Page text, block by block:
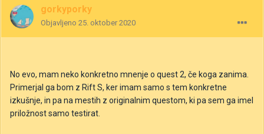
gorkyporky
Objavljeno 25. oktober 2020
No evo, mam neko konkretno mnenje o quest 2, če koga zanima.
Primerjal ga bom z Rift S, ker imam samo s tem konkretne
izkušnje, in pa na mestih z originalnim questom, ki pa sem ga imel
priložnost samo testirat.